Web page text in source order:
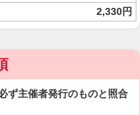
2,330円
ず主催者発行のものと照合